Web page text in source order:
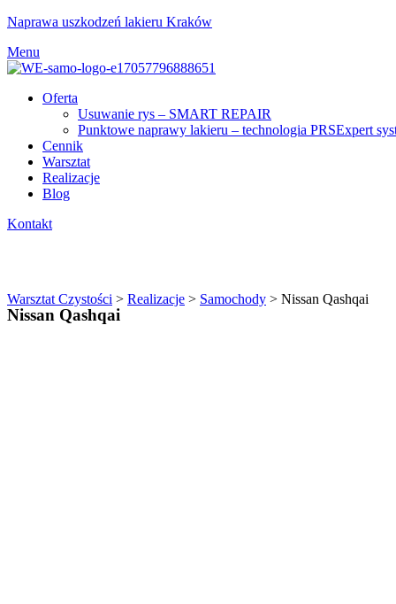
Naprawa uszkodzeń lakieru Kraków
Menu
Oferta
Usuwanie rys – SMART REPAIR
Punktowe naprawy lakieru – technologia PRSExpert
Cennik
Warsztat
Realizacje
Blog
Kontakt
Warsztat Czystości > Realizacje > Samochody > Nissan Qashqai
Nissan Qashqai